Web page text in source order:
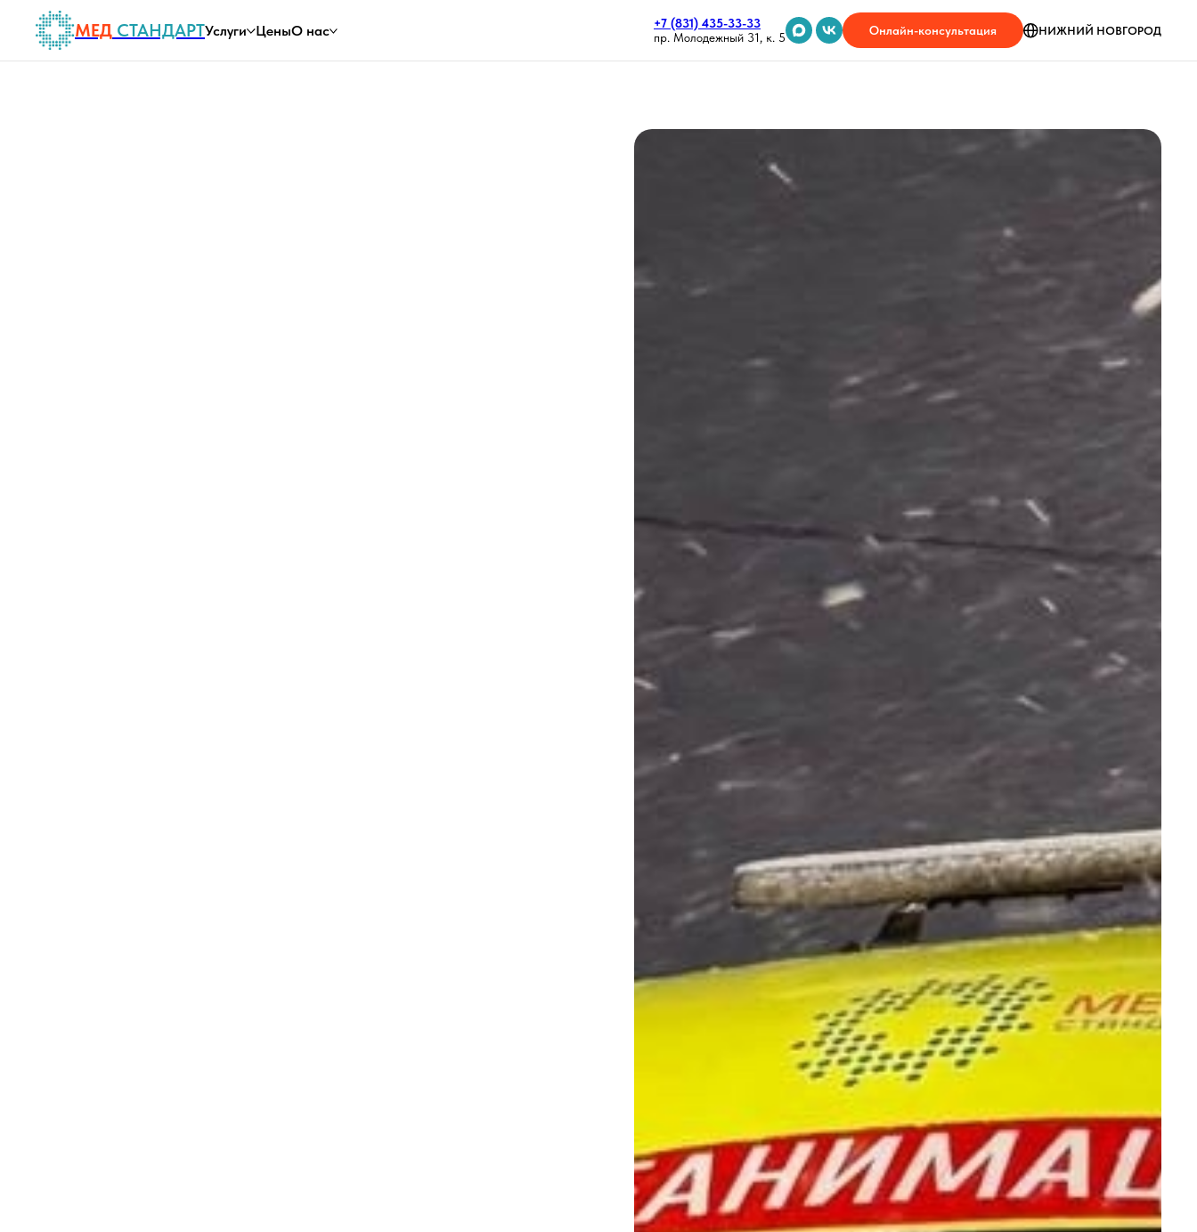
МЕД СТАНДАРТУслуги ЦеныО нас
+7 (831) 435-33-33
пр. Молодежный 31, к. 5
Онлайн-консультация НИЖНИЙ НОВГОРОД